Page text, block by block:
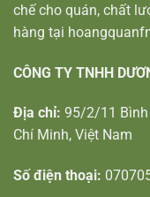
chế cho quán, chất
hàng tại
CÔNG TY TNHH
Địa chỉ: 95/2/11 Bình
Chí Minh, Việt Nam
Số điện thoại: